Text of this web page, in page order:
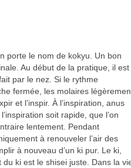
porte le nom de kokyu. Un bon
Au début de la pratique, il est
par le nez. Si le rythme
fermée, les molaires
et l’inspir. À l’inspiration, anus
soit rapide, que l’on
lentement. Pendant
à renouveler l’air des
à nouveau d’un ki pur. Le ki,
ki est le shisei juste. Dans la